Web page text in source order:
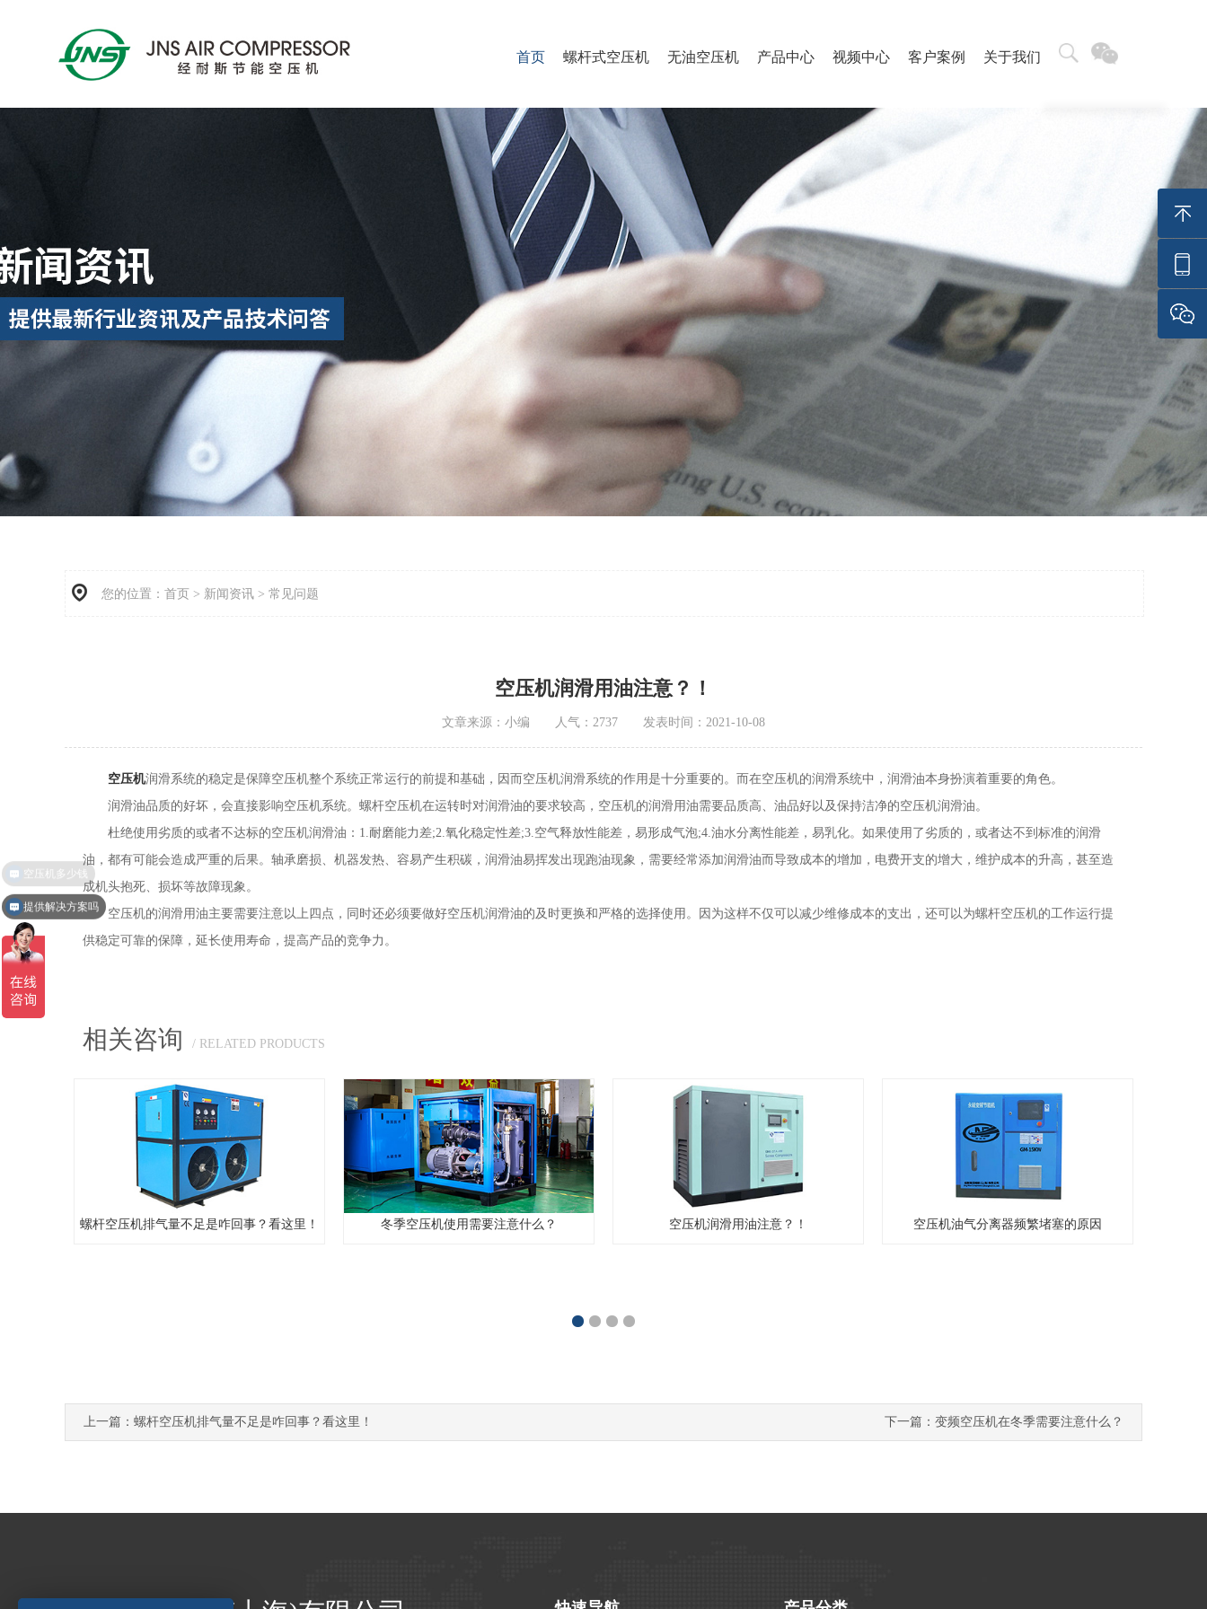
首页 螺杆式空压机 无油空压机 产品中心 视频中心 客户案例 关于我们
您的位置： 首页 > 新闻资讯 > 常见问题
空压机润滑用油注意？！
文章来源：小编 人气：2737 发表时间：2021-10-08
空压机润滑系统的稳定是保障空压机整个系统正常运行的前提和基础，因而空压机润滑系统的作用是十分重要的。而在空压机的润滑系统中，润滑油本身扮演着重要的角色。
润滑油品质的好坏，会直接影响空压机系统。螺杆空压机在运转时对润滑油的要求较高，空压机的润滑用油需要品质高、油品好以及保持洁净的空压机润滑油。
杜绝使用劣质的或者不达标的空压机润滑油：1.耐磨能力差;2.氧化稳定性差;3.空气释放性能差，易形成气泡;4.油水分离性能差，易乳化。如果使用了劣质的，或者达不到标准的润滑
油，都有可能会造成严重的后果。轴承磨损、机器发热、容易产生积碳，润滑油易挥发出现跑油现象，需要经常添加润滑油而导致成本的增加，电费开支的增大，维护成本的升高，甚至造
成机头抱死、损坏等故障现象。
空压机的润滑用油主要需要注意以上四点，同时还必须要做好空压机润滑油的及时更换和严格的选择使用。因为这样不仅可以减少维修成本的支出，还可以为螺杆空压机的工作运行提
供稳定可靠的保障，延长使用寿命，提高产品的竞争力。
相关咨询 / RELATED PRODUCTS
螺杆空压机排气量不足是咋回事？看这里！ 冬季空压机使用需要注意什么？ 空压机润滑用油注意？！ 空压机油气分离器频繁堵塞的原因
上一篇：螺杆空压机排气量不足是咋回事？看这里！ 下一篇：变频空压机在冬季需要注意什么？
提供解决方案吗